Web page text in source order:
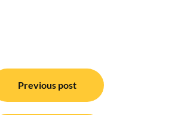
Previous post